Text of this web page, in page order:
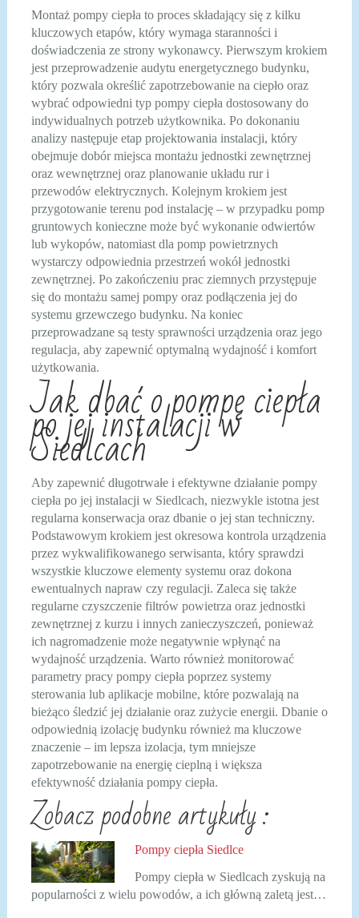
Montaż pompy ciepła to proces składający się z kilku
kluczowych etapów, który wymaga staranności i
doświadczenia ze strony wykonawcy. Pierwszym krokiem
jest przeprowadzenie audytu energetycznego budynku,
który pozwala określić zapotrzebowanie na ciepło oraz
wybrać odpowiedni typ pompy ciepła dostosowany do
indywidualnych potrzeb użytkownika. Po dokonaniu
analizy następuje etap projektowania instalacji, który
obejmuje dobór miejsca montażu jednostki zewnętrznej
oraz wewnętrznej oraz planowanie układu rur i
przewodów elektrycznych. Kolejnym krokiem jest
przygotowanie terenu pod instalację – w przypadku pomp
gruntowych konieczne może być wykonanie odwiertów
lub wykopów, natomiast dla pomp powietrznych
wystarczy odpowiednia przestrzeń wokół jednostki
zewnętrznej. Po zakończeniu prac ziemnych przystępuje
się do montażu samej pompy oraz podłączenia jej do
systemu grzewczego budynku. Na koniec
przeprowadzane są testy sprawności urządzenia oraz jego
regulacja, aby zapewnić optymalną wydajność i komfort
użytkowania.
Jak dbać o pompę ciepła
po jej instalacji w
Siedlcach
Aby zapewnić długotrwałe i efektywne działanie pompy
ciepła po jej instalacji w Siedlcach, niezwykle istotna jest
regularna konserwacja oraz dbanie o jej stan techniczny.
Podstawowym krokiem jest okresowa kontrola urządzenia
przez wykwalifikowanego serwisanta, który sprawdzi
wszystkie kluczowe elementy systemu oraz dokona
ewentualnych napraw czy regulacji. Zaleca się także
regularne czyszczenie filtrów powietrza oraz jednostki
zewnętrznej z kurzu i innych zanieczyszczeń, ponieważ
ich nagromadzenie może negatywnie wpłynąć na
wydajność urządzenia. Warto również monitorować
parametry pracy pompy ciepła poprzez systemy
sterowania lub aplikacje mobilne, które pozwalają na
bieżąco śledzić jej działanie oraz zużycie energii. Dbanie o
odpowiednią izolację budynku również ma kluczowe
znaczenie – im lepsza izolacja, tym mniejsze
zapotrzebowanie na energię cieplną i większa
efektywność działania pompy ciepła.
Zobacz podobne artykuły :
Pompy ciepła Siedlce
Pompy ciepła w Siedlcach zyskują na
popularności z wielu powodów, a ich główną zaletą jest…